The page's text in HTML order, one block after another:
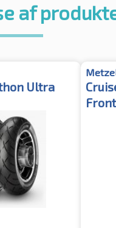
af
Ultra
Front